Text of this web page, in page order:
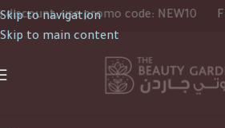
Skip to navigation
Skip to main content
use promo code: NEW10